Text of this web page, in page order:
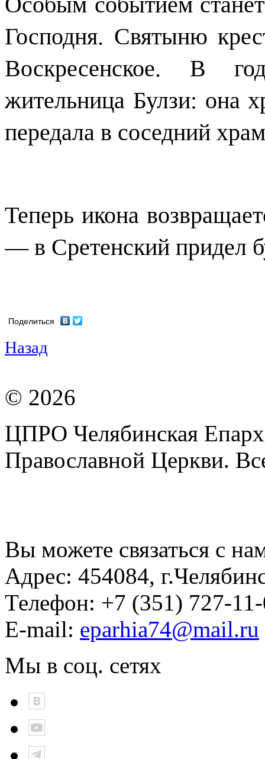
Господня. Святыню
Воскресенское. В
жительница Булзи: она
передала в соседний
Теперь икона
— в Сретенский придел
Поделиться
Назад
© 2026
ЦПРО Челябинская
Православной Церкви.
Вы можете связаться с
Адрес: 454084,
Телефон: +7 (351) 727-
E-mail: eparhia74@mail.ru
Мы в соц. сетях